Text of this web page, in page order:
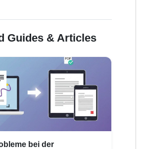
Guides & Articles
bei der